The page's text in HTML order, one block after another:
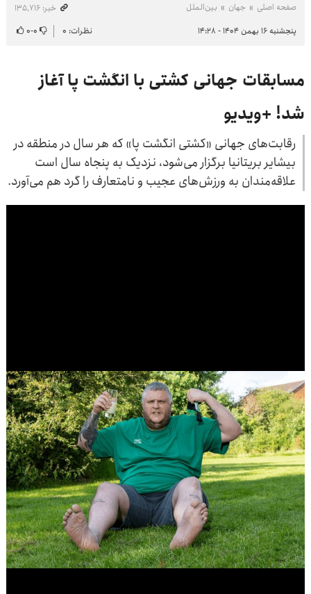
صفحه اصلی جهان بین‌الملل
خبر: ۱۳۵٬۷۱۶
پنجشنبه ۱۶ بهمن ۱۴۰۴ - ۱۴:۲۸
نظرات: ۰ ۰-۰
مسابقات جهانی کشتی با انگشت پا آغاز
شد! +ویدیو
رقابت‌های جهانی «کشتی انگشت پا» که هر سال در منطقه در
بیشایر بریتانیا برگزار می‌شود، نزدیک به پنجاه سال است
علاقه‌مندان به ورزش‌های عجیب و نامتعارف را گرد هم می‌آورد.